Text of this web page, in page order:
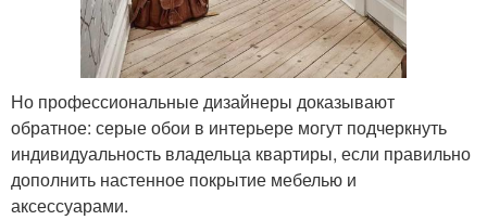
Но профессиональные дизайнеры доказывают
обратное: серые обои в интерьере могут подчеркнуть
индивидуальность владельца квартиры, если правильно
дополнить настенное покрытие мебелью и
аксессуарами.